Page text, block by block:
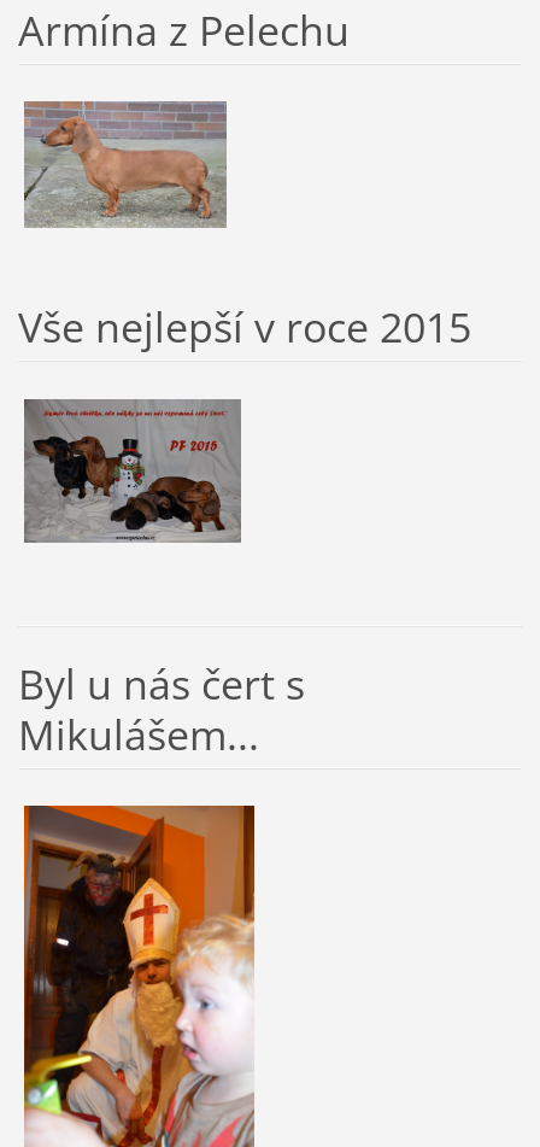
Armína z Pelechu
Vše nejlepší v roce 2015
Byl u nás čert s
Mikulášem...